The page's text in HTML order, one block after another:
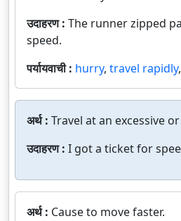
उदाहरण : The runner zipped
speed.
पर्यायवाची : hurry, travel rapidly,
अर्थ : Travel at an excessive
उदाहरण : I got a ticket for
अर्थ : Cause to move faster.